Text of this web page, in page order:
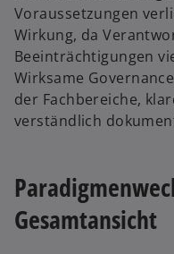
Voraussetzungen
Wirkung, da
Beeinträchtigungen
Wirksame
der Fachbereiche,
verständlich
Gesamtansicht